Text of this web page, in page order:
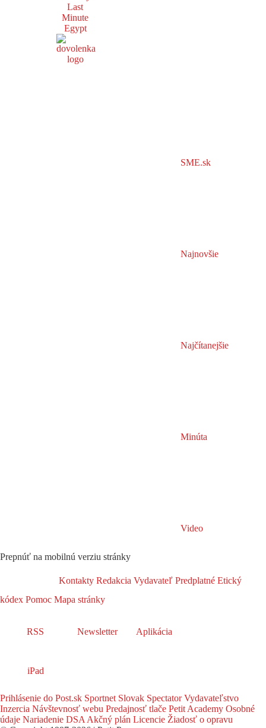
Last
Minute
Egypt
SME.sk
Najnovšie
Najčítanejšie
Minúta
Video
Prepnúť na mobilnú verziu stránky
Kontakty Redakcia Vydavateľ Predplatné Etický
kódex Pomoc Mapa stránky
RSS Newsletter Aplikácia
iPad
Prihlásenie do Post.sk SportnetSlovak SpectatorVydavateľstvo
Inzercia Návštevnosť webu Predajnosť tlače Petit Academy Osobné
údaje Nariadenie DSAAkčný plán Licencie Žiadosť o opravu